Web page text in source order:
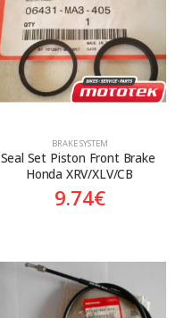
BRAKE SYSTEM
Seal Set Piston Front Brake
Honda XRV/XLV/CB
9.74€